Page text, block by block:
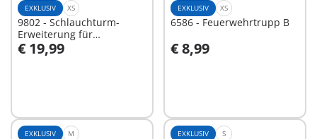
EXKLUSIV XS
9802 - Schlauchturm-
Erweiterung für
Feuerwehr
€ 19,99
In den Warenkorb
EXKLUSIV XS
6586 - Feuerwehrtrupp B
€ 8,99
In den Warenkorb
EXKLUSIV M EXKLUSIV S